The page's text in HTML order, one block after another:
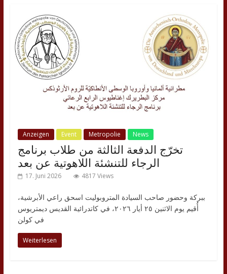
Anzeigen Event Metropolie News
تخرّج الدفعة الثالثة من طلاب برنامج
الرجاء للتنشئة اللاهوتية عن بعد
17. Juni 2026 4817 Views
ببركة وحضور صاحب السيادة المتروبوليت اسحق راعي الأبرشية،
أُقيم يوم الاثنين ٢٥ أيار ٢٠٢٦، في كاتدرائية القديس ديمتريوس
في كولن
Weiterlesen